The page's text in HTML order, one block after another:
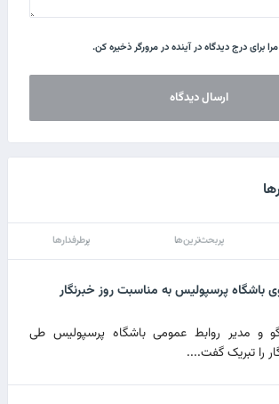
برای درج دیدگاه در آینده در مرورگر ذخیره کن.
پربحث‌ترین‌ها پرطرفدارها
باشگاه پرسپولیس به مناسبت روز خبرنگار
و مدیر روابط عمومی باشگاه پرسپولیس طی
را تبریک گفت....